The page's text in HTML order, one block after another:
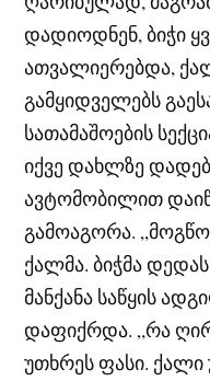
დადიოდნენ, ბიჭი
ათვალიერებდა,
გამყიდველებს
სათამაშოების
იქვე დახლზე
ავტომობილით
გამოაგორა.
ქალმა. ბიჭმა
მანქანა საწყის
დაფიქრდა. „რა
უთხრეს ფასი. ქალი